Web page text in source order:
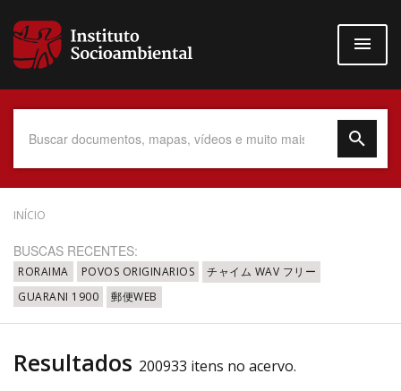
para
conteúdo
Data do Documento
Até
INÍCIO
BUSCAS RECENTES:
RORAIMA POVOS ORIGINARIOS
チャイム WAV フリー
GUARANI 1900
郵便WEB
Resultados 200933 itens no acervo.